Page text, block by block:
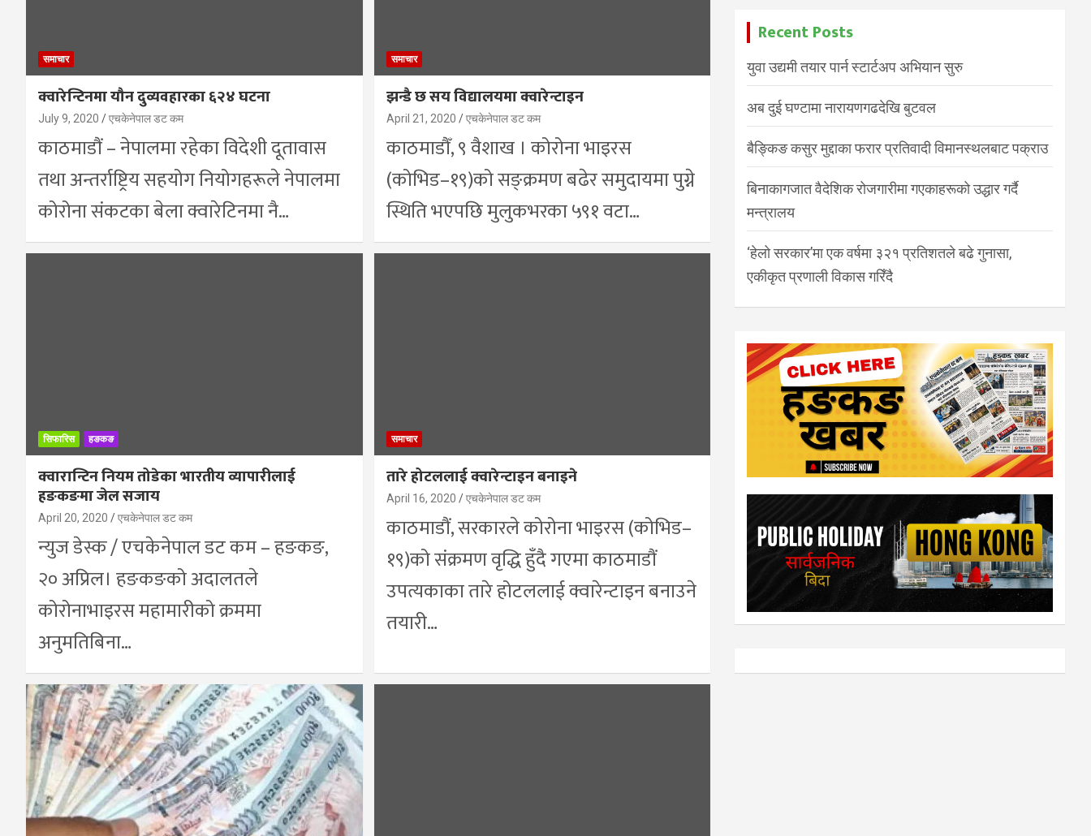
समाचार
क्वारेन्टिनमा यौन दुव्यवहारका ६२४ घटना
July 9, 2020 एचकेनेपाल डट कम
काठमाडौं – नेपालमा रहेका विदेशी दूतावास
तथा अन्तर्राष्ट्रिय सहयोग नियोगहरूले नेपालमा
कोरोना संकटका बेला क्वारेटिनमा नै…
समाचार
झन्डै छ सय विद्यालयमा क्वारेन्टाइन
April 21, 2020 एचकेनेपाल डट कम
काठमाडौँ, ९ वैशाख । कोरोना भाइरस
(कोभिड–१९)को सङ्क्रमण बढेर समुदायमा पुग्ने
स्थिति भएपछि मुलुकभरका ५९१ वटा…
सिफारिस हङकङ
क्वारान्टिन नियम तोडेका भारतीय व्यापारीलाई
हङकङमा जेल सजाय
April 20, 2020 एचकेनेपाल डट कम
न्युज डेस्क / एचकेनेपाल डट कम – हङकङ,
२० अप्रिल। हङकङको अदालतले
कोरोनाभाइरस महामारीको क्रममा
अनुमतिबिना…
समाचार
तारे होटललाई क्वारेन्टाइन बनाइने
April 16, 2020 एचकेनेपाल डट कम
काठमाडौं, सरकारले कोरोना भाइरस (कोभिड–
१९)को संक्रमण वृद्धि हुँदै गएमा काठमाडौं
उपत्यकाका तारे होटललाई क्वारेन्टाइन बनाउने
तयारी…
Recent Posts
युवा उद्यमी तयार पार्न स्टार्टअप अभियान सुरु
अब दुई घण्टामा नारायणगढदेखि बुटवल
बैङ्किङ कसुर मुद्दाका फरार प्रतिवादी विमानस्थलबाट पक्राउ
बिनाकागजात वैदेशिक रोजगारीमा गएकाहरूको उद्धार गर्दै
मन्त्रालय
‘हेलो सरकार’मा एक वर्षमा ३२१ प्रतिशतले बढे गुनासा,
एकीकृत प्रणाली विकास गरिँदै